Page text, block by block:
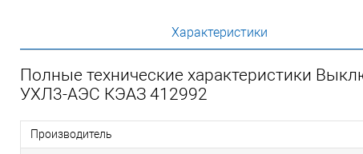
Характеристики
Полные технические характеристики
УХЛ3-АЭС КЭАЗ 412992
Производитель